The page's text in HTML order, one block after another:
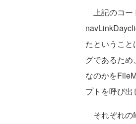
上記のコー
たというこ
グであるた
なのかを
プトを呼び出
それぞれの